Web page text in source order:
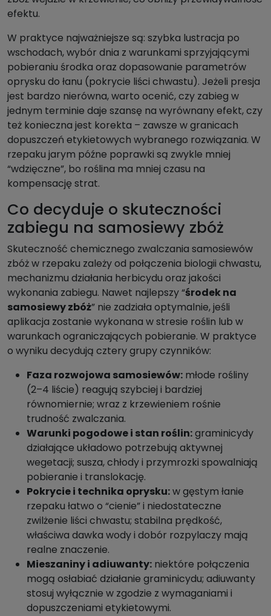
efektu.
W praktyce najważniejsze są: szybka lustracja po
wschodach, wybór dnia z warunkami sprzyjającymi
pobieraniu środka oraz dopasowanie parametrów
oprysku do łanu (pokrycie liści chwastu). Jeżeli presja
jest bardzo nierówna, warto ocenić, czy zabieg w
jednym terminie daje szansę na wyrównany efekt, czy
też konieczna jest korekta – zawsze w granicach
dopuszczeń etykietowych wybranego rozwiązania. W
rzepaku jarym późne poprawki są zwykle mniej
“wdzięczne”, bo roślina ma mniej czasu na
kompensację strat.
Co decyduje o skuteczności
zabiegu na samosiewy zbóż
Skuteczność chemicznego zwalczania samosiewów
zbóż w rzepaku zależy od połączenia biologii chwastu,
mechanizmu działania herbicydu oraz jakości
wykonania zabiegu. Nawet najlepszy “środek na
samosiewy zbóż” nie zadziała optymalnie, jeśli
aplikacja zostanie wykonana w stresie roślin lub w
warunkach ograniczających pobieranie. W praktyce
o wyniku decydują cztery grupy czynników:
Faza rozwojowa samosiewów: młode rośliny
(2–4 liście) reagują szybciej i bardziej
równomiernie; wraz z krzewieniem rośnie
trudność zwalczania.
Warunki pogodowe i stan roślin:graminicydy
działające układowo potrzebują aktywnej
wegetacji; susza, chłody i przymrozki spowalniają
pobieranie i translokację.
Pokrycie i technika oprysku:w gęstym łanie
rzepaku łatwo o “cienie” i niedostateczne
zwilżenie liści chwastu; stabilna prędkość,
właściwa dawka wody i dobór rozpylaczy mają
realne znaczenie.
Mieszaniny i adiuwanty: niektóre połączenia
mogą osłabiać działanie graminicydu; adiuwanty
stosuj wyłącznie w zgodzie z wymaganiami i
dopuszczeniami etykietowymi.